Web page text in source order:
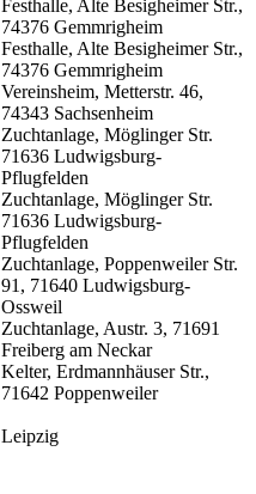
Festhalle, Alte Besigheimer Str.,
74376 Gemmrigheim
Festhalle, Alte Besigheimer Str.,
74376 Gemmrigheim
Vereinsheim, Metterstr. 46,
74343 Sachsenheim
Zuchtanlage, Möglinger Str.
71636 Ludwigsburg-
Pflugfelden
Zuchtanlage, Möglinger Str.
71636 Ludwigsburg-
Pflugfelden
Zuchtanlage, Poppenweiler Str.
91, 71640 Ludwigsburg-
Ossweil
Zuchtanlage, Austr. 3, 71691
Freiberg am Neckar
Kelter, Erdmannhäuser Str.,
71642 Poppenweiler
Leipzig